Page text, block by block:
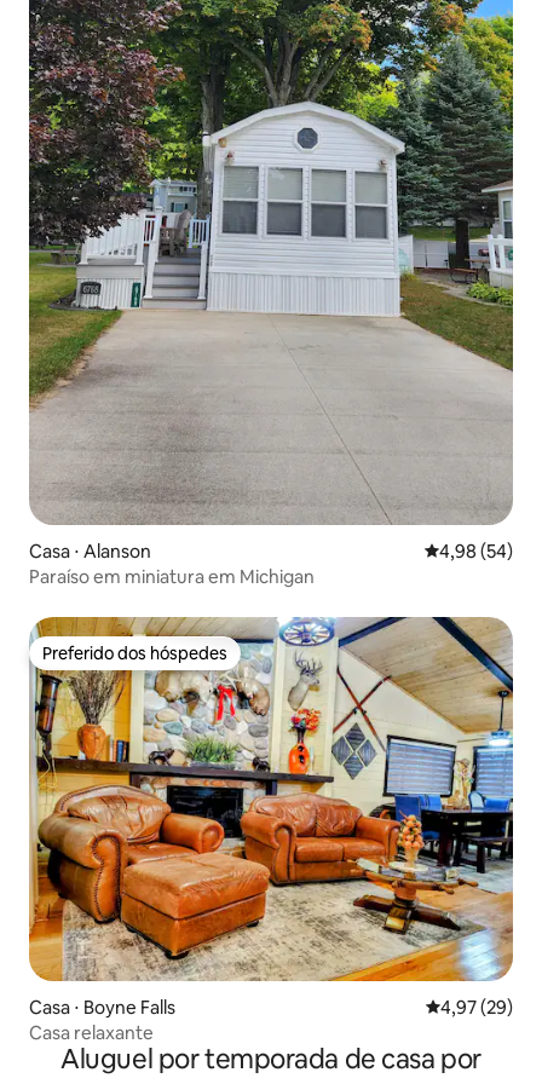
Casa ⋅ Alanson 4,98 de uma
4,98 (54)
Paraíso em miniatura em Michigan
Preferido dos hóspedes
Preferido dos hóspedes
Casa ⋅ Boyne Falls 4,97 de uma
4,97 (29)
Casa relaxante
Aluguel por temporada de casa por